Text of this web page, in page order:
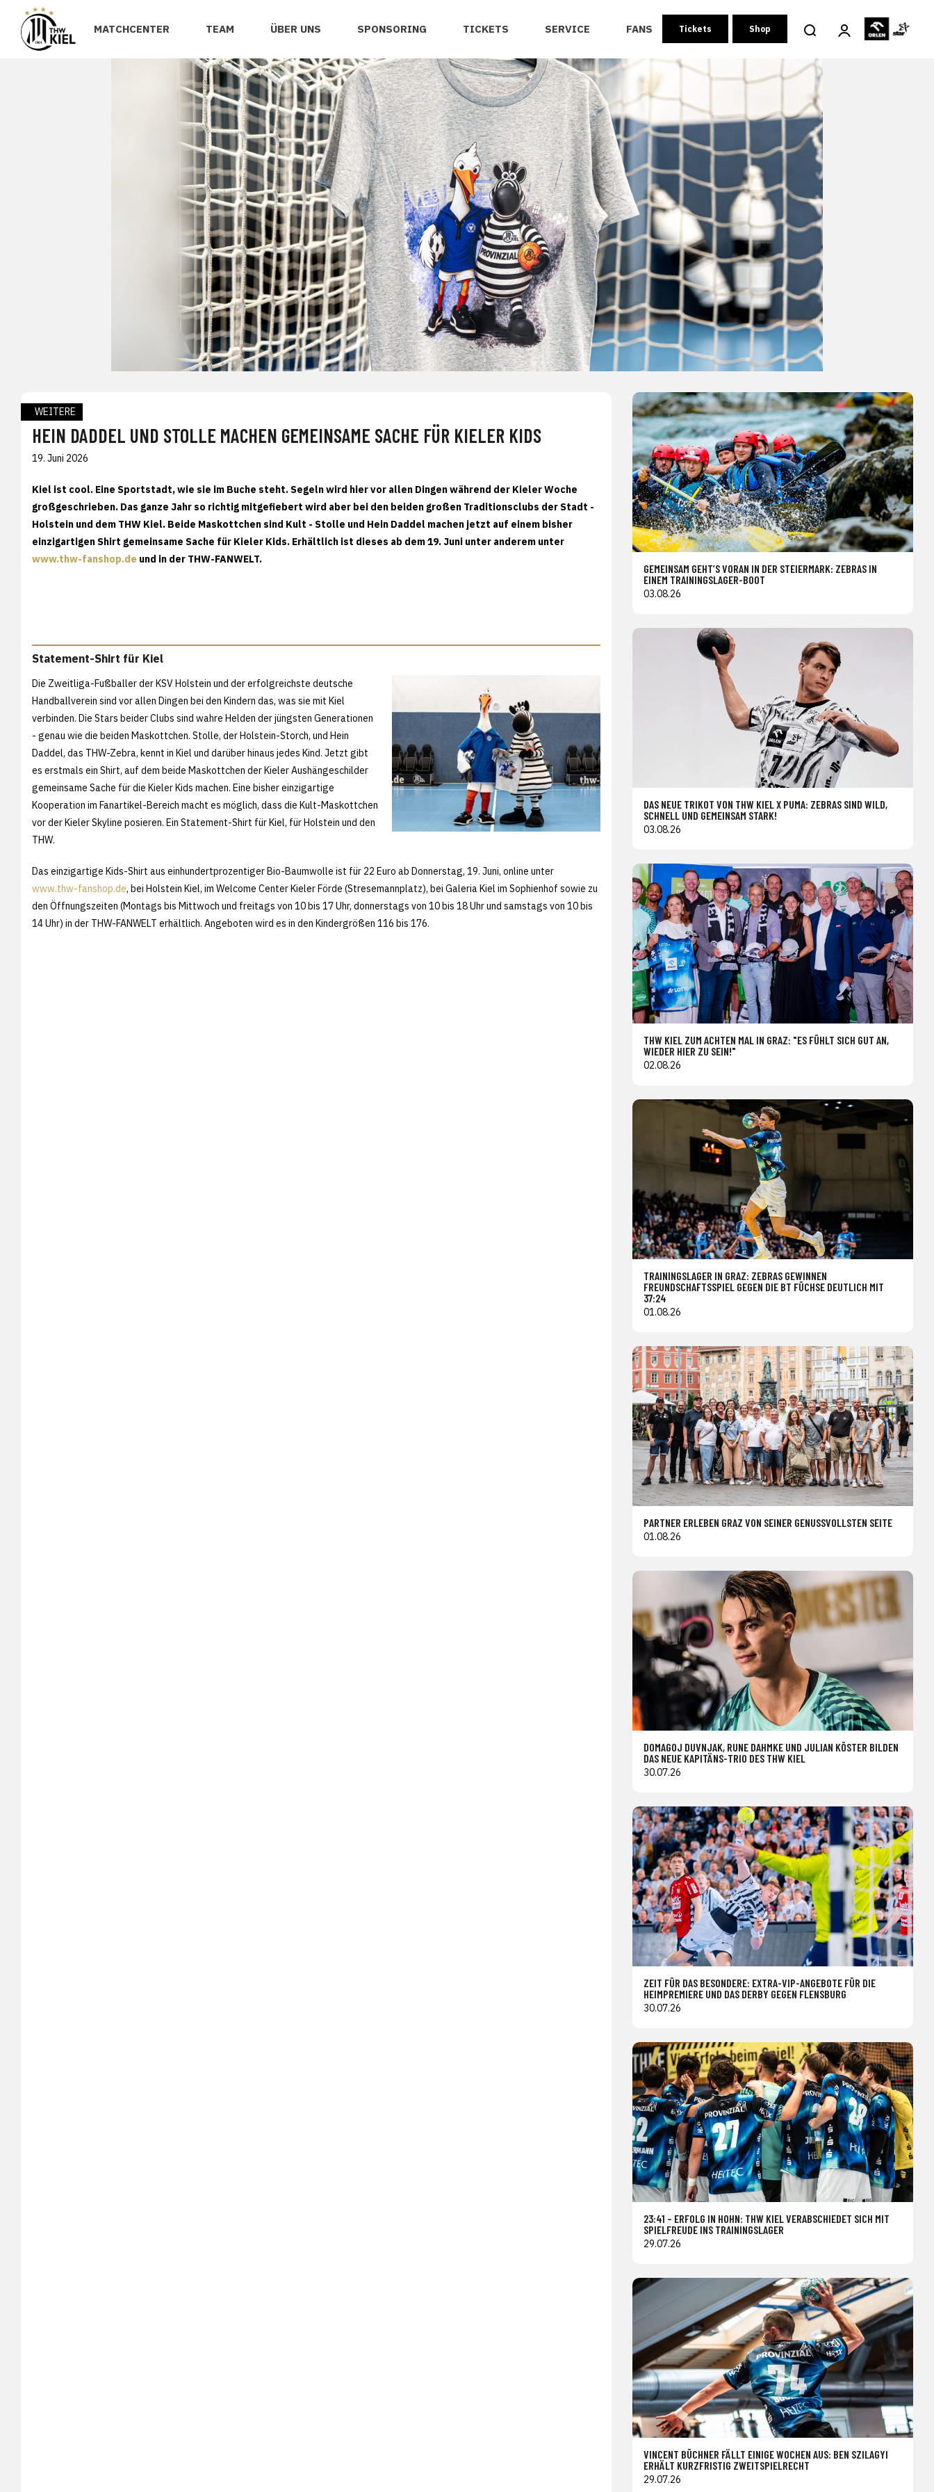
MATCHCENTER TEAM ÜBER UNS SPONSORING TICKETS SERVICE FANS Tickets Shop
WEITERE
HEIN DADDEL UND STOLLE MACHEN GEMEINSAME SACHE FÜR KIELER KIDS
19. Juni 2026
Kiel ist cool. Eine Sportstadt, wie sie im Buche steht. Segeln wird hier vor allen Dingen während der Kieler Woche
großgeschrieben. Das ganze Jahr so richtig mitgefiebert wird aber bei den beiden großen Traditionsclubs der Stadt -
Holstein und dem THW Kiel. Beide Maskottchen sind Kult - Stolle und Hein Daddel machen jetzt auf einem bisher
einzigartigen Shirt gemeinsame Sache für Kieler Kids. Erhältlich ist dieses ab dem 19. Juni unter anderem unter
www.thw-fanshop.de und in der THW-FANWELT.
Statement-Shirt für Kiel
Die Zweitliga-Fußballer der KSV Holstein und der erfolgreichste deutsche
Handballverein sind vor allen Dingen bei den Kindern das, was sie mit Kiel
verbinden. Die Stars beider Clubs sind wahre Helden der jüngsten Generationen
- genau wie die beiden Maskottchen. Stolle, der Holstein-Storch, und Hein
Daddel, das THW-Zebra, kennt in Kiel und darüber hinaus jedes Kind. Jetzt gibt
es erstmals ein Shirt, auf dem beide Maskottchen der Kieler Aushängeschilder
gemeinsame Sache für die Kieler Kids machen. Eine bisher einzigartige
Kooperation im Fanartikel-Bereich macht es möglich, dass die Kult-Maskottchen
vor der Kieler Skyline posieren. Ein Statement-Shirt für Kiel, für Holstein und den
THW.
Das einzigartige Kids-Shirt aus einhundertprozentiger Bio-Baumwolle ist für 22 Euro ab Donnerstag, 19. Juni, online unter
www.thw-fanshop.de, bei Holstein Kiel, im Welcome Center Kieler Förde (Stresemannplatz), bei Galeria Kiel im Sophienhof sowie zu
den Öffnungszeiten (Montags bis Mittwoch und freitags von 10 bis 17 Uhr, donnerstags von 10 bis 18 Uhr und samstags von 10 bis
14 Uhr) in der THW-FANWELT erhältlich. Angeboten wird es in den Kindergrößen 116 bis 176.
GEMEINSAM GEHT’S VORAN IN DER STEIERMARK: ZEBRAS IN
EINEM TRAININGSLAGER-BOOT
03.08.26
DAS NEUE TRIKOT VON THW KIEL X PUMA: ZEBRAS SIND WILD,
SCHNELL UND GEMEINSAM STARK!
03.08.26
THW KIEL ZUM ACHTEN MAL IN GRAZ: "ES FÜHLT SICH GUT AN,
WIEDER HIER ZU SEIN!"
02.08.26
TRAININGSLAGER IN GRAZ: ZEBRAS GEWINNEN
FREUNDSCHAFTSSPIEL GEGEN DIE BT FÜCHSE DEUTLICH MIT
37:24
01.08.26
PARTNER ERLEBEN GRAZ VON SEINER GENUSSVOLLSTEN SEITE
01.08.26
DOMAGOJ DUVNJAK, RUNE DAHMKE UND JULIAN KÖSTER BILDEN
DAS NEUE KAPITÄNS-TRIO DES THW KIEL
30.07.26
ZEIT FÜR DAS BESONDERE: EXTRA-VIP-ANGEBOTE FÜR DIE
HEIMPREMIERE UND DAS DERBY GEGEN FLENSBURG
30.07.26
23:41 – ERFOLG IN HOHN: THW KIEL VERABSCHIEDET SICH MIT
SPIELFREUDE INS TRAININGSLAGER
29.07.26
VINCENT BÜCHNER FÄLLT EINIGE WOCHEN AUS: BEN SZILAGYI
ERHÄLT KURZFRISTIG ZWEITSPIELRECHT
29.07.26